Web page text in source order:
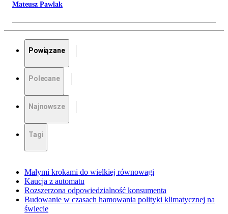
Mateusz Pawlak
Powiązane
Polecane
Najnowsze
Tagi
Małymi krokami do wielkiej równowagi
Kaucja z automatu
Rozszerzona odpowiedzialność konsumenta
Budowanie w czasach hamowania polityki klimatycznej na
świecie